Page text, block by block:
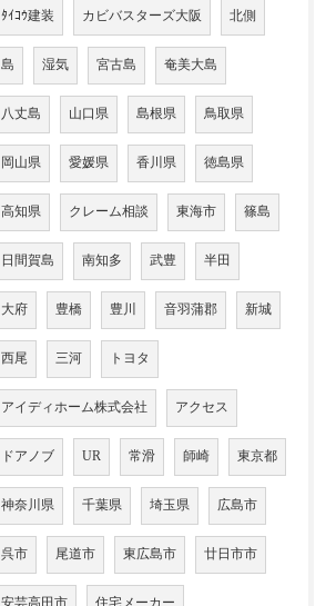
ﾀｲｺｳ建装 カビバスターズ大阪 北側
島 湿気 宮古島 奄美大島
八丈島 山口県 島根県 鳥取県
岡山県 愛媛県 香川県 徳島県
高知県 クレーム相談 東海市 篠島
日間賀島 南知多 武豊 半田
大府 豊橋 豊川 音羽蒲郡 新城
西尾 三河 トヨタ
アイディホーム株式会社 アクセス
ドアノブ UR 常滑 師崎 東京都
神奈川県 千葉県 埼玉県 広島市
呉市 尾道市 東広島市 廿日市市